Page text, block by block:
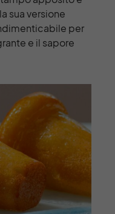
sua versione
per
e il sapore